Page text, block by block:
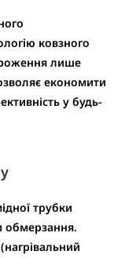
ковзного
лише
економити
у будь-
трубки
обмерзання.
(нагрівальний